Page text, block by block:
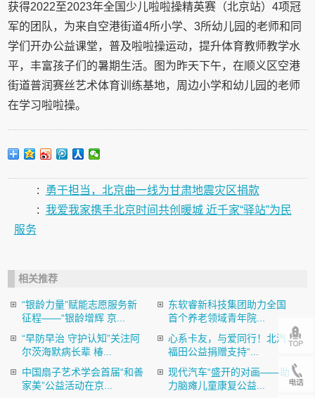
获得2022至2023年全国少儿啦啦操精英赛（北京站）4项冠
军的团队，为来自空港街道4所小学、3所幼儿园的老师和同
学们开办公益课堂，普及啦啦操运动，提升体育教师教学水
平，丰富孩子们的暑期生活。图为昨天下午，在顺义区空港
街道普润赛丝艺术体育训练基地，周边小学和幼儿园的老师
在学习啦啦操。
:
勇于担当，北京曲一线为甘肃地震灾区捐款
: 我爱我家携手北京时间共创暖城 近千家“驿站”为民
服务
相关推荐
“银龄力量”赋能志愿服务新
征程——“银龄增辉 京...
东软睿新科技集团助力全国
首个养老领域青年院...
“早防早治 守护认知”关注阿
尔茨海默病长辈 椿...
心系卡友，与爱同行！北汽
福田公益捐赠支持“...
中国扇子艺术学会首届“和善
家美”公益活动在京...
现代汽车“盛开的对画——助
力脑瘫儿童康复公益...